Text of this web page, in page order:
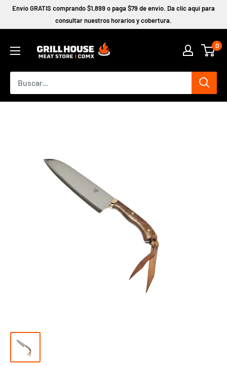
contenido
Envío GRATIS comprando $1,899 o paga $79 de envío. Da clic aquí para
consultar nuestros horarios y cobertura.
0